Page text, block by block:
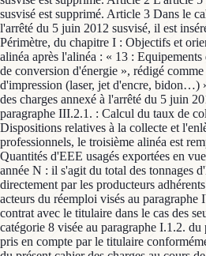
susvisé est supprimé. Article 3 Dans le
l'arrêté du 5 juin 2012 susvisé, il est
Périmètre, du chapitre I : Objectifs et
alinéa après l'alinéa : « 13 :
de conversion d'énergie », rédigé
d'impression (laser, jet d'encre, bidon…)
des charges annexé à l'arrêté du 5 juin
paragraphe III.2.1. : Calcul du taux de
Dispositions relatives à la collecte et
professionnels, le troisième alinéa est
Quantités d'EEE usagés exportées en
année N : il s'agit du total des tonnages
directement par les producteurs
acteurs du réemploi visés au
contrat avec le titulaire dans le cas des
catégorie 8 visée au paragraphe I.1.2. du
pris en compte par le titulaire